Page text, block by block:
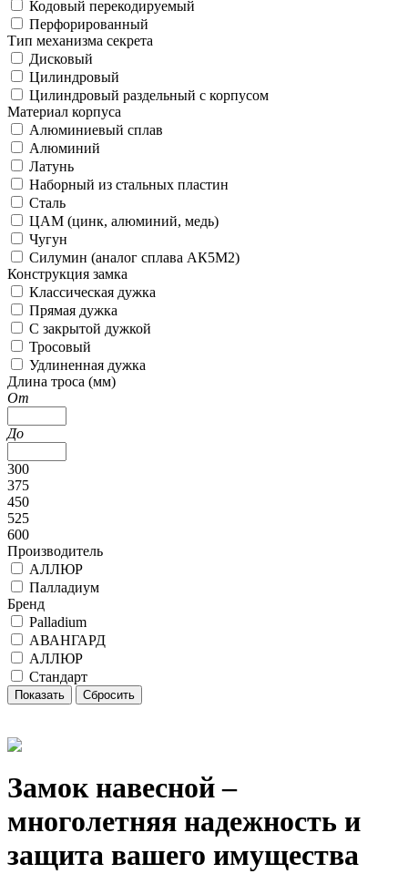
Кодовый перекодируемый
Перфорированный
Тип механизма секрета
Дисковый
Цилиндровый
Цилиндровый раздельный с корпусом
Материал корпуса
Алюминиевый сплав
Алюминий
Латунь
Наборный из стальных пластин
Сталь
ЦАМ (цинк, алюминий, медь)
Чугун
Силумин (аналог сплава АК5М2)
Конструкция замка
Классическая дужка
Прямая дужка
С закрытой дужкой
Тросовый
Удлиненная дужка
Длина троса (мм)
От
До
300
375
450
525
600
Производитель
АЛЛЮР
Палладиум
Бренд
Palladium
АВАНГАРД
АЛЛЮР
Стандарт
Замок навесной –
многолетняя надежность и
защита вашего имущества